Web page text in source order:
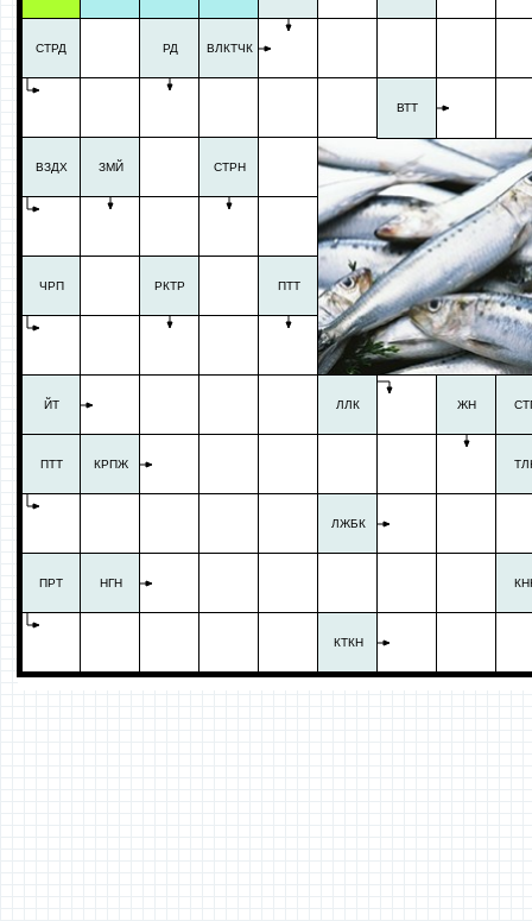
СТРД
ВЗДХ
ЧРП
ЙТ
ПТТ
ПРТ
ЗМЙ
КРПЖ
НГН
РД
РКТР
ВЛКТЧК
СТРН
ПТТ
ЛЛК
ЛЖБК
КТКН
ВТТ
ЖН